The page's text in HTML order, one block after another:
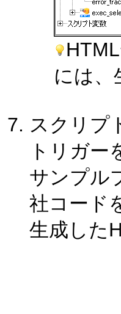
には、
スクリプ
トリガー
サンプル
社コード
生成した